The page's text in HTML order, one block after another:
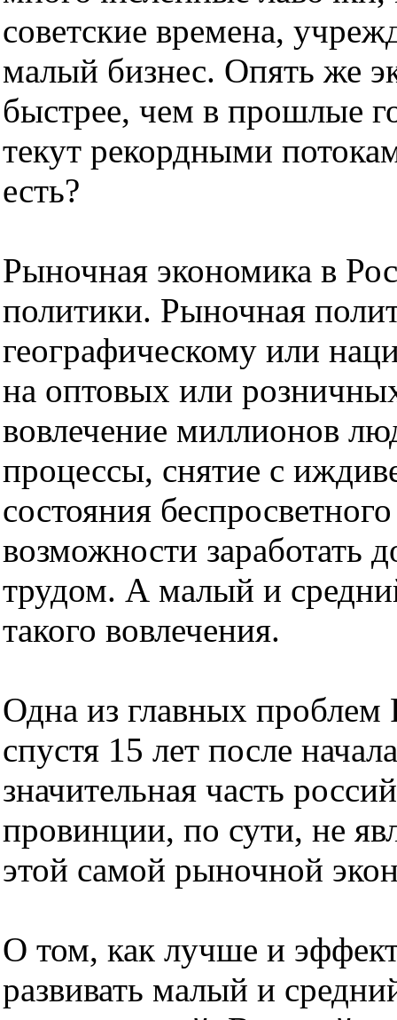
советские времена,
малый бизнес. Опять же
быстрее, чем в прошлые
текут рекордными
есть?
Рыночная экономика в
политики. Рыночная
географическому или
на оптовых или
вовлечение миллионов
процессы, снятие с
состояния
возможности заработать
трудом. А малый и
такого вовлечения.
Одна из главных
спустя 15 лет после
значительная часть
провинции, по сути, не
этой самой рыночной
О том, как лучше и
развивать малый и